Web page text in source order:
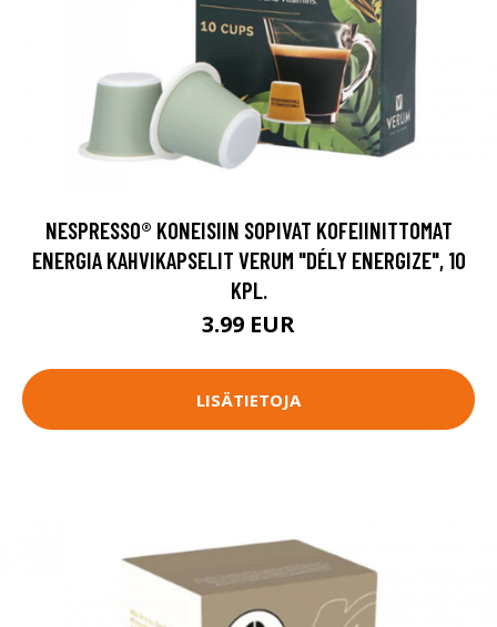
NESPRESSO® KONEISIIN SOPIVAT KOFEIINITTOMAT
ENERGIA KAHVIKAPSELIT VERUM "DÉLY ENERGIZE", 10
KPL.
3.99 EUR
LISÄTIETOJA